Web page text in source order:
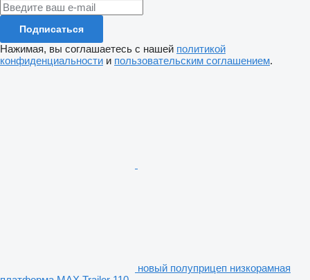
Подписаться
Нажимая, вы соглашаетесь с нашей политикой
конфиденциальности и пользовательским соглашением.
новый полуприцеп низкорамная